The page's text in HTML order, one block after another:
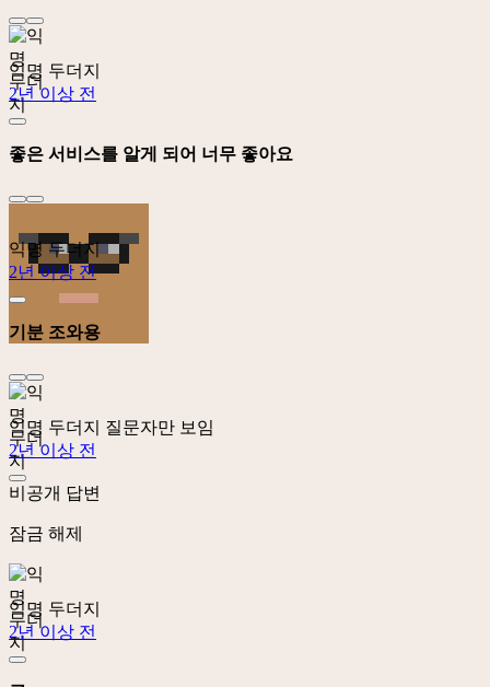
익명 두더지
2년 이상 전
좋은 서비스를 알게 되어 너무 좋아요
익명 두더지
2년 이상 전
기분 조와용
익명 두더지
질문자만 보임
2년 이상 전
비공개 답변
잠금 해제
익명 두더지
2년 이상 전